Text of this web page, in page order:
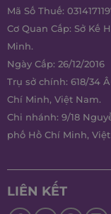
Mã Số Thuế:
Cơ Quan Cấp: Sở Kế
Minh.
Ngày Cấp: 26/12/2016
Trụ sở chính: 618/34
Chí Minh, Việt Nam.
Chi nhánh: 9/18
phố Hồ Chí Minh,
LIÊN KẾT